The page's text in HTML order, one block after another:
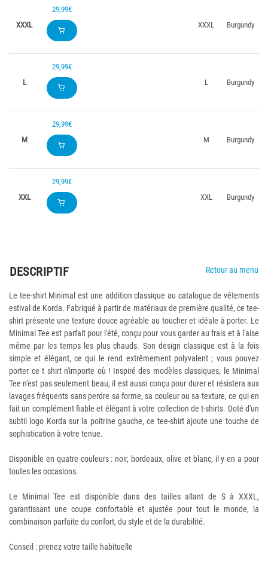
XXXL
29,99€
XXXL
Burgundy
L
29,99€
L
Burgundy
M
29,99€
M
Burgundy
XXL
29,99€
XXL
Burgundy
DESCRIPTIF Retour au menu
Le tee-shirt Minimal est une addition classique au catalogue de vêtements
estival de Korda. Fabriqué à partir de matériaux de première qualité, ce tee-
shirt présente une texture douce agréable au toucher et idéale à porter. Le
Minimal Tee est parfait pour l'été, conçu pour vous garder au frais et à l'aise
même par les temps les plus chauds. Son design classique est à la fois
simple et élégant, ce qui le rend extrêmement polyvalent ; vous pouvez
porter ce t shirt n'importe où ! Inspiré des modèles classiques, le Minimal
Tee n'est pas seulement beau, il est aussi conçu pour durer et résistera aux
lavages fréquents sans perdre sa forme, sa couleur ou sa texture, ce qui en
fait un complément fiable et élégant à votre collection de t-shirts. Doté d'un
subtil logo Korda sur la poitrine gauche, ce tee-shirt ajoute une touche de
sophistication à votre tenue.
Disponible en quatre couleurs : noir, bordeaux, olive et blanc, il y en a pour
toutes les occasions.
Le Minimal Tee est disponible dans des tailles allant de S à XXXL,
garantissant une coupe confortable et ajustée pour tout le monde, la
combinaison parfaite du confort, du style et de la durabilité.
Conseil : prenez votre taille habituelle